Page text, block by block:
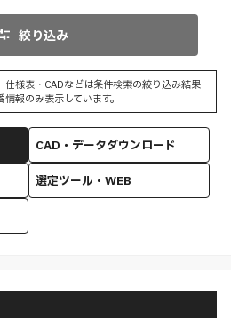
絞り込み
仕様表・CADなどは条件検索の絞り込み結果
情報のみ表示しています。
CAD・データダウンロード
選定ツール・WEB